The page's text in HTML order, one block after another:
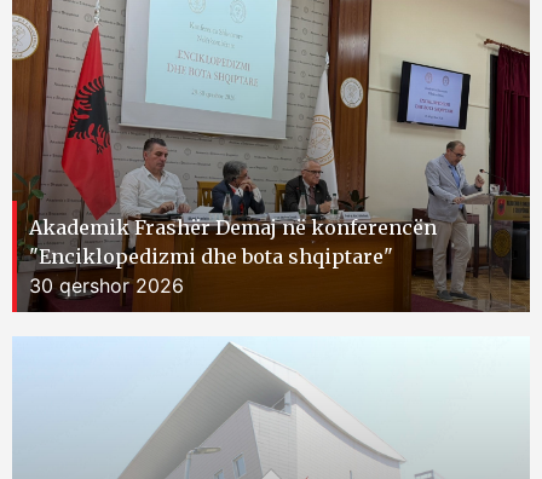
Akademik Frashër Demaj në konferencën
"Enciklopedizmi dhe bota shqiptare"
30 qershor 2026